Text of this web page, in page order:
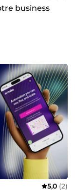
business
5,0 (2)